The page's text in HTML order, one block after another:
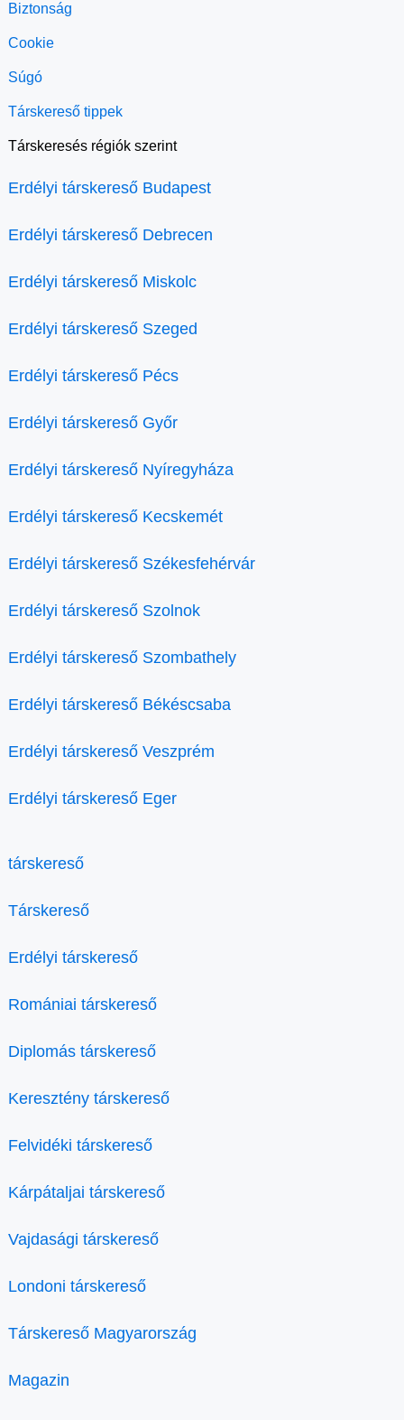
Biztonság
Cookie
Súgó
Társkereső tippek
Társkeresés régiók szerint
Erdélyi társkereső Budapest
Erdélyi társkereső Debrecen
Erdélyi társkereső Miskolc
Erdélyi társkereső Szeged
Erdélyi társkereső Pécs
Erdélyi társkereső Győr
Erdélyi társkereső Nyíregyháza
Erdélyi társkereső Kecskemét
Erdélyi társkereső Székesfehérvár
Erdélyi társkereső Szolnok
Erdélyi társkereső Szombathely
Erdélyi társkereső Békéscsaba
Erdélyi társkereső Veszprém
Erdélyi társkereső Eger
társkereső
Társkereső
Erdélyi társkereső
Romániai társkereső
Diplomás társkereső
Keresztény társkereső
Felvidéki társkereső
Kárpátaljai társkereső
Vajdasági társkereső
Londoni társkereső
Társkereső Magyarország
Magazin